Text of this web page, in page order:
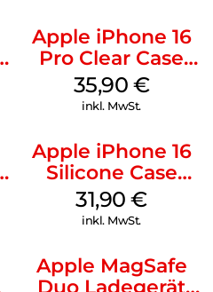
Apple iPhone 16
Pro Clear Case
MagSafe
Transparent
35,90 €
inkl. MwSt.
Apple iPhone 16
Silicone Case
MagSafe Fuchsia
31,90€
inkl. MwSt.
Apple MagSafe